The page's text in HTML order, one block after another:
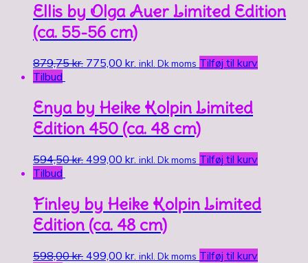
Ellis by Olga Auer Limited Edition
(ca. 55-56 cm)
879,75kr. 775,00 kr. inkl. Dk moms Tilføj til kurv
Tilbud
Enya by Heike Kolpin Limited
Edition 450 (ca. 48 cm)
594,50kr. 499,00 kr. inkl. Dk moms Tilføj til kurv
Tilbud
Finley by Heike Kolpin Limited
Edition (ca. 48 cm)
598,00kr. 499,00 kr. inkl. Dk moms Tilføj til kurv